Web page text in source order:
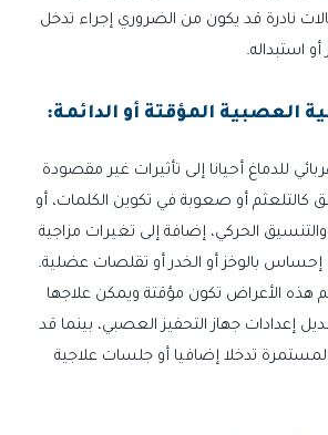
نادرة قد يكون من الضروري إجراء تدخل
استبداله.
للدماغ أحيانا إلى تأثيرات غير مقصودة
كالتلعثم أو صعوبة في تكوين الكلمات، أو
الحركي، إضافة إلى تغيرات مزاجية
أو إحساس بالوخز أو الخدر أو تقلصات عضلية.
الأعراض تكون مؤقتة ويمكن علاجها
إعدادات جهاز التحفيز العصبي، بينما قد
المستمرة تدخلا إضافيا أو جلسات علاجية